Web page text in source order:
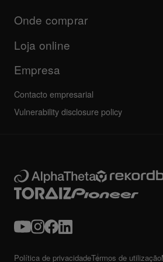
FAQs
Fórum da comunidade
Suporte, reparação, garantia
Institucional
Outros
Onde comprar
Loja online
Empresa
Contacto empresarial
Vulnerability disclosure policy
Política de privacidadeTermos de utilização